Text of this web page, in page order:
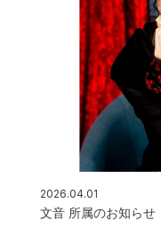
2026.04.01
文音 所属のお知らせ